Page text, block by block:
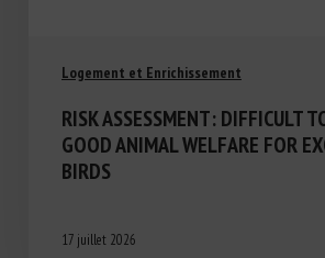
Logement et Enrichissement
RISK ASSESSMENT: DIFFICULT
GOOD ANIMAL WELFARE FOR
BIRDS
17 juillet 2026